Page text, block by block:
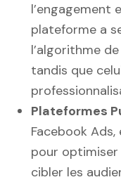
l’engagement
plateforme a
l’algorithme
tandis que
Plateformes
Facebook
pour
cibler les